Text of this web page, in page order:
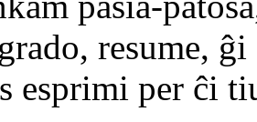
resume,
esprimi per ĉi